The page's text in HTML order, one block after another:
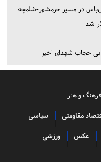
ریل‌باس در مسیر خرمشهر-شلمچه
شد
بی حجاب شهدای اخیر
فرهنگ و هنر
مقاومتی سیاسی
عکس ورزشی